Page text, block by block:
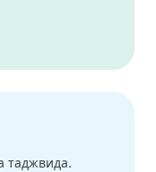
таджвида.